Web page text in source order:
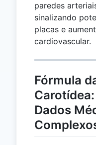
paredes
sinalizando
placas e
cardiovascular.
Fórmula
Dados